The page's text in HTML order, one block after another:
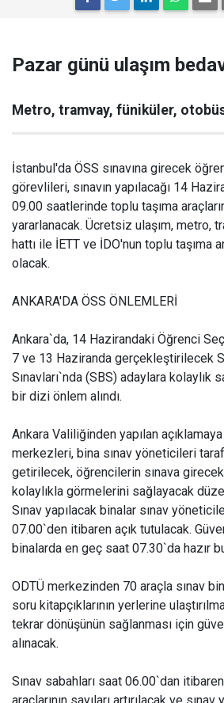
Pazar günü ulaşım
Metro, tramvay, füniküler,
İstanbul'da ÖSS sınavına girecek
görevlileri, sınavın yapılacağı 14
09.00 saatlerinde toplu taşıma
yararlanacak. Ücretsiz ulaşım, metro,
hattı ile İETT ve İDO'nun toplu taşıma
olacak.
ANKARA'DA ÖSS ÖNLEMLERİ
Ankara`da, 14 Hazirandaki Öğrenci
7 ve 13 Haziranda gerçekleştirilecek
Sınavları`nda (SBS) adaylara kolaylık
bir dizi önlem alındı.
Ankara Valiliğinden yapılan
merkezleri, bina sınav yöneticileri
getirilecek, öğrencilerin sınava
kolaylıkla görmelerini sağlayacak
Sınav yapılacak binalar sınav
07.00`den itibaren açık tutulacak.
binalarda en geç saat 07.30`da hazır
ODTÜ merkezinden 70 araçla sınav
soru kitapçıklarının yerlerine
tekrar dönüşünün sağlanması için
alınacak.
Sınav sabahları saat 06.00`dan